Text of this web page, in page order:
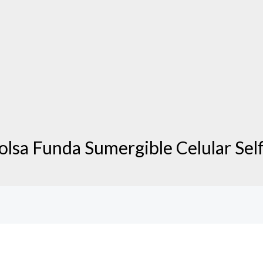
Funda Sumergible Celular